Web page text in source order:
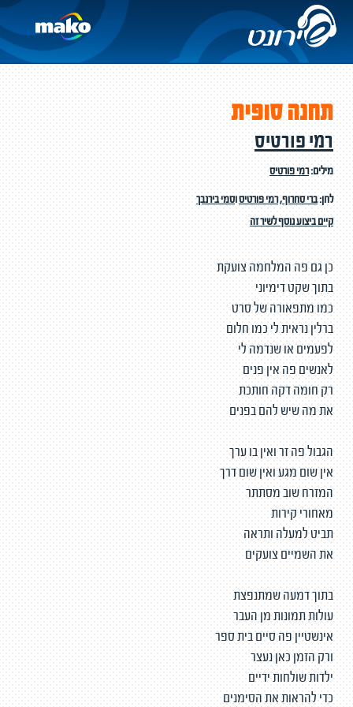
תחנה סופית
רמי פורטיס
מילים:רמי פורטיס
לחן:ברי סחרוף,רמי פורטיסוסמי בירנבך
קיים ביצוע נוסף לשיר זה
כן גם פה המלחמה צועקת
בתוך שקט דימיוני
כמו מתפאורה של סרט
ברלין נראית לי כמו חלום
לפעמים או שנדמה לי
לאנשים פה אין פנים
רק חומה דקה חותכת
את מה שיש להם בפנים
הגבול פה זר ואין בו ערך
אין שום מגע ואין שום דרך
המזרח שוב מסתתר
מאחורי קירות
תביט למעלה ותראה
את השמיים צועקים
בתוך דמעה שמתנפצת
עולות תמונות מן העבר
אינשטיין פה סיים בית ספר
ורק הזמן כאן נעצר
ילדות שולחות ידיים
כדי להראות את הסימנים